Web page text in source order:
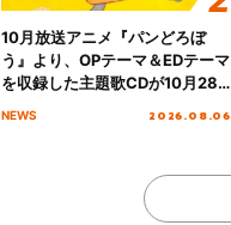
10月放送アニメ『パンどろぼ
う』より、OPテーマ＆EDテーマ
を収録した主題歌CDが10月28
日にリリース決定！
NEWS 2026.08.06